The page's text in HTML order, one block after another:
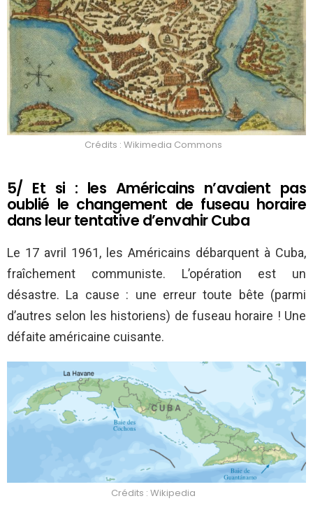
Crédits : Wikimedia Commons
5/ Et si : les Américains n’avaient pas
oublié le changement de fuseau horaire
dans leur tentative d’envahir Cuba
Le 17 avril 1961, les Américains débarquent à Cuba,
fraîchement communiste. L’opération est un
désastre. La cause : une erreur toute bête (parmi
d’autres selon les historiens) de fuseau horaire ! Une
défaite américaine cuisante.
Crédits : Wikipedia